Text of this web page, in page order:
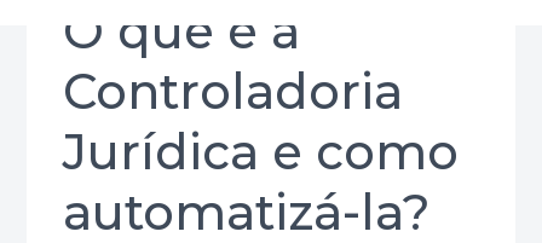
​​O que é a
Controladoria
Jurídica e como
automatizá-la?